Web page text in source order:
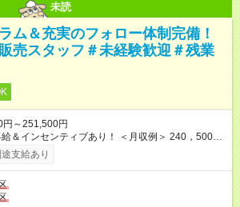
未読
ム＆充実のフォロー体制完備！
売スタッフ＃未経験歓迎＃残業
円～251,500円
センティブあり！ ＜月収例＞ 240，500円
賞与＋諸手当 ◎経験・能力を考慮し、決
◎残業が発生した場合は、時間外手当を別途全額支
、年2回の昇給機会を設けています。 さらに、店舗
応じてインセンティブを支給。 チームで協力して
支給あり